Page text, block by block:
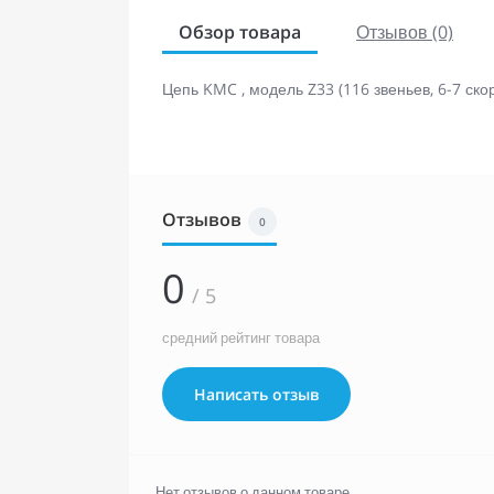
Обзор товара Отзывов (0)
Цепь KMC , модель Z33 (116 звеньев, 6-7
Отзывов 0
0 / 5
средний рейтинг товара
Написать отзыв